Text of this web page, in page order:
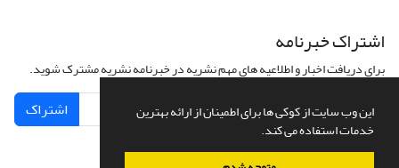
این وب سایت از کوکی ها برای اطمینان از ارائه بهترین
خدمات استفاده می کند.
اشتراک خبرنامه
برای دریافت اخبار و اطلاعیه های مهم نشریه در خبرنامه نشریه مشترک شوید.
اشتراک